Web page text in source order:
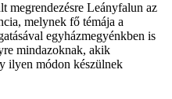
megrendezésre Leányfalun az
melynek fő témája a
egyházmegyénkben is
mindazoknak, akik
ilyen módon készülnek